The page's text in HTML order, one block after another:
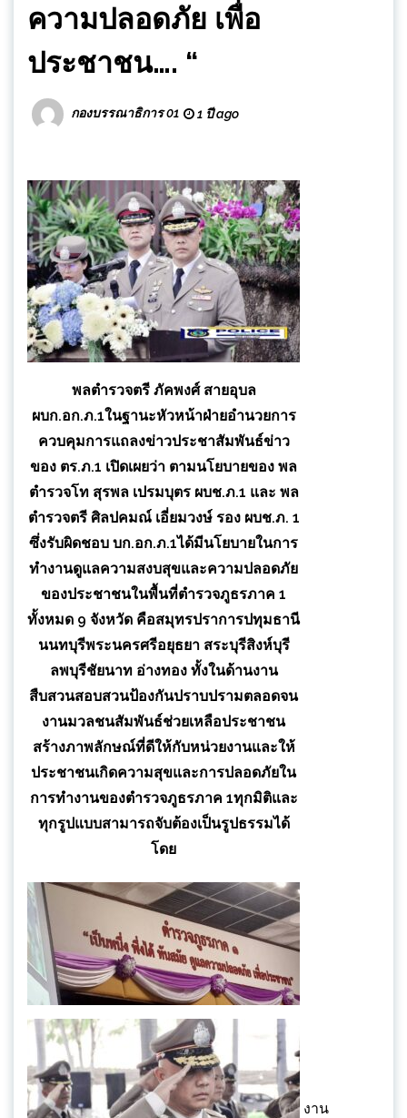
ความปลอดภัย เพื่อ
ประชาชน…. “
กองบรรณาธิการ 01 1 ปี ago
พลตำรวจตรี ภัคพงศ์ สายอุบล
ผบก.อก.ภ.1ในฐานะหัวหน้าฝ่ายอำนวยการ
ควบคุมการแถลงข่าวประชาสัมพันธ์ข่าว
ของ ตร.ภ.1 เปิดเผยว่า ตามนโยบายของ พล
ตำรวจโท สุรพล เปรมบุตร ผบช.ภ.1 และ พล
ตำรวจตรี ศิลปคมณ์ เอี่ยมวงษ์ รอง ผบช.ภ. 1
ซึ่งรับผิดชอบ บก.อก.ภ.1ได้มีนโยบายในการ
ทำงานดูแลความสงบสุขและความปลอดภัย
ของประชาชนในพื้นที่ตำรวจภูธรภาค 1
ทั้งหมด 9 จังหวัด คือสมุทรปราการปทุมธานี
นนทบุรีพระนครศรีอยุธยา สระบุรีสิงห์บุรี
ลพบุรีชัยนาท อ่างทอง ทั้งในด้านงาน
สืบสวนสอบสวนป้องกันปราบปรามตลอดจน
งานมวลชนสัมพันธ์ช่วยเหลือประชาชน
สร้างภาพลักษณ์ที่ดีให้กับหน่วยงานและให้
ประชาชนเกิดความสุขและการปลอดภัยใน
การทำงานของตำรวจภูธรภาค 1ทุกมิติและ
ทุกรูปแบบสามารถจับต้องเป็นรูปธรรมได้
โดย
งาน